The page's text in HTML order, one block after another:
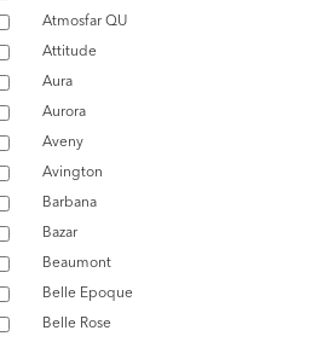
Atmosfar QU
Attitude
Aura
Aurora
Aveny
Avington
Barbana
Bazar
Beaumont
Belle Epoque
Belle Rose